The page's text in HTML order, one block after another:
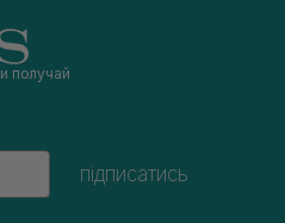
и получай
підписатись